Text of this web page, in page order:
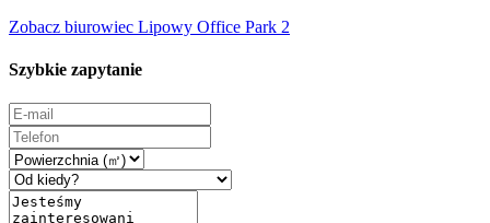
Zobacz biurowiec Lipowy Office Park 2
Szybkie zapytanie